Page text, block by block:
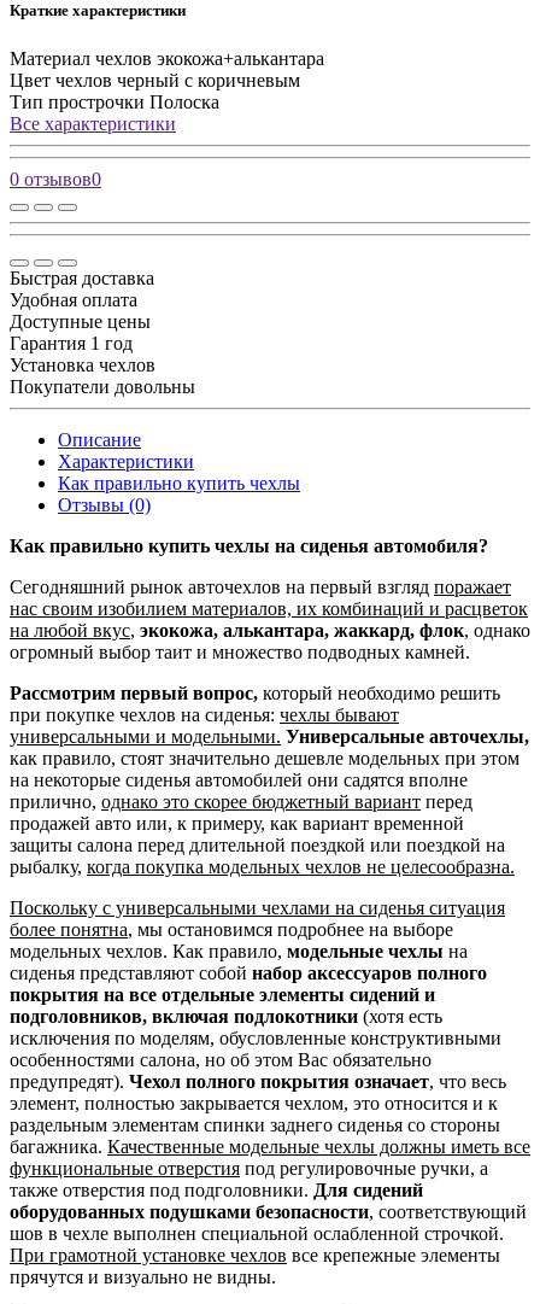
Краткие характеристики
Материал чехлов экокожа+алькантара
Цвет чехлов черный с коричневым
Тип прострочки Полоска
Все характеристики
0 отзывов0
Быстрая доставка
Удобная оплата
Доступные цены
Гарантия 1 год
Установка чехлов
Покупатели довольны
Описание
Характеристики
Как правильно купить чехлы
Отзывы (0)
Как правильно купить чехлы на сиденья автомобиля?
Сегодняшний рынок авточехлов на первый взгляд поражает
нас своим изобилием материалов, их комбинаций и расцветок
на любой вкус, экокожа, алькантара, жаккард, флок, однако
огромный выбор таит и множество подводных камней.
Рассмотрим первый вопрос, который необходимо решить
при покупке чехлов на сиденья: чехлы бывают
универсальными и модельными. Универсальные авточехлы,
как правило, стоят значительно дешевле модельных при этом
на некоторые сиденья автомобилей они садятся вполне
прилично, однако это скорее бюджетный вариант перед
продажей авто или, к примеру, как вариант временной
защиты салона перед длительной поездкой или поездкой на
рыбалку, когда покупка модельных чехлов не целесообразна.
Поскольку с универсальными чехлами на сиденья ситуация
более понятна, мы остановимся подробнее на выборе
модельных чехлов. Как правило, модельные чехлы на
сиденья представляют собой набор аксессуаров полного
покрытия на все отдельные элементы сидений и
подголовников, включая подлокотники (хотя есть
исключения по моделям, обусловленные конструктивными
особенностями салона, но об этом Вас обязательно
предупредят). Чехол полного покрытия означает, что весь
элемент, полностью закрывается чехлом, это относится и к
раздельным элементам спинки заднего сиденья со стороны
багажника. Качественные модельные чехлы должны иметь все
функциональные отверстия под регулировочные ручки, а
также отверстия под подголовники. Для сидений
оборудованных подушками безопасности, соответствующий
шов в чехле выполнен специальной ослабленной строчкой.
При грамотной установке чехлов все крепежные элементы
прячутся и визуально не видны.